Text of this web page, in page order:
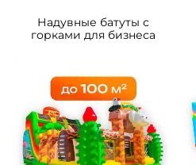
Надувные батуты с
горками для бизнеса